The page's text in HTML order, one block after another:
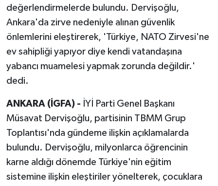
değerlendirmelerde bulundu. Dervişoğlu,
Ankara'da zirve nedeniyle alınan güvenlik
önlemlerini eleştirerek, 'Türkiye, NATO Zirvesi'ne
ev sahipliği yapıyor diye kendi vatandaşına
yabancı muamelesi yapmak zorunda değildir.'
dedi.
ANKARA (İGFA) - İYİ Parti Genel Başkanı
Müsavat Dervişoğlu, partisinin TBMM Grup
Toplantısı'nda gündeme ilişkin açıklamalarda
bulundu. Dervişoğlu, milyonlarca öğrencinin
karne aldığı dönemde Türkiye'nin eğitim
sistemine ilişkin eleştiriler yönelterek, çocuklara